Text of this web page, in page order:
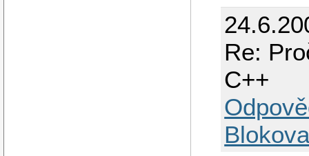
Re:
C++